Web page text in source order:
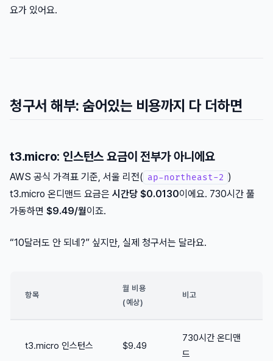
요가 있어요.
청구서 해부: 숨어있는 비용까지 다 더하면
t3.micro: 인스턴스 요금이 전부가 아니에요
AWS 공식 가격표 기준, 서울 리전( ap-northeast-2 )
t3.micro 온디맨드 요금은 시간당 $0.0130이에요. 730시간 풀
가동하면 $9.49/월이죠.
“10달러도 안 되네?” 싶지만, 실제 청구서는 달라요.
항목
월 비용
(예상)
비고
t3.micro 인스턴스 $9.49
730시간 온디맨
드